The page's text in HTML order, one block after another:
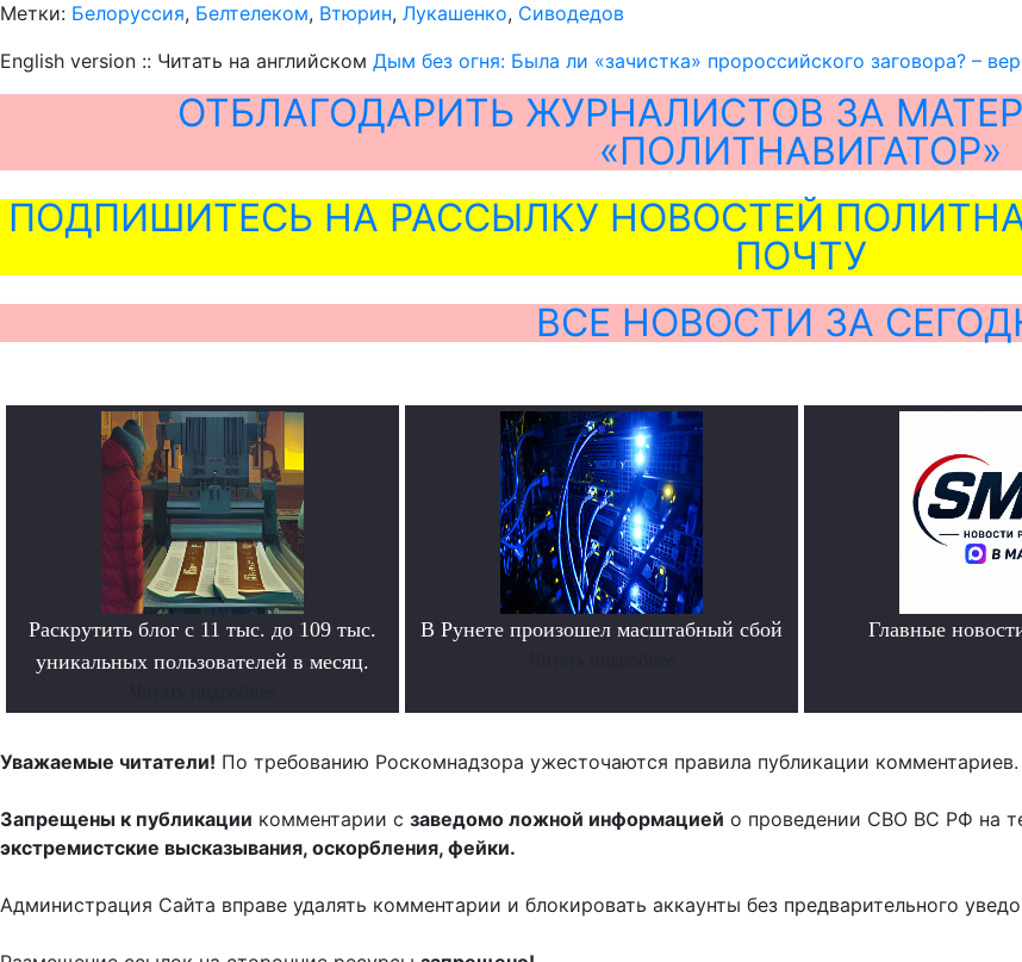
Метки: Белоруссия, Белтелеком, Втюрин, Лукашенко, Сиводедов
English version :: Читать на английском Дым без огня: Была ли «зачистка» пророссийского заговора? –
ОТБЛАГОДАРИТЬ ЖУРНАЛИСТОВ ЗА
«ПОЛИТНАВИГАТОР»
ПОДПИШИТЕСЬ НА РАССЫЛКУ НОВОСТЕЙ
ПОЧТУ
ВСЕ НОВОСТИ ЗА
Раскрутить блог с 11 тыс. до 109 тыс.
уникальных пользователей в месяц.
В Рунете произошел масштабный сбой Главные
Уважаемые читатели! По требованию Роскомнадзора ужесточаются правила публикации комментариев.
Запрещены к публикации комментарии с заведомо ложной информацией о проведении СВО ВС РФ на
экстремистские высказывания, оскорбления, фейки.
Администрация Сайта вправе удалять комментарии и блокировать аккаунты без предварительного